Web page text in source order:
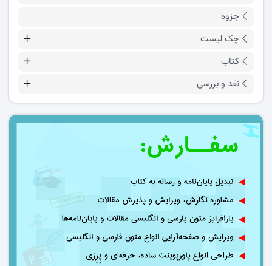
جزوه
چک لیست
کتاب
نقد و بررسی